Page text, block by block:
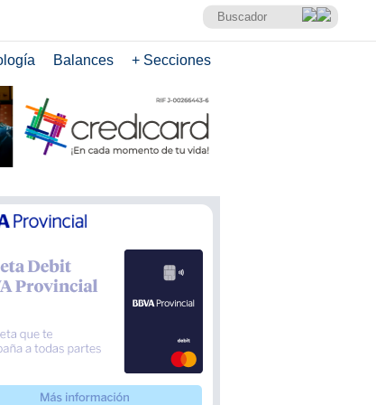
Balances + Secciones